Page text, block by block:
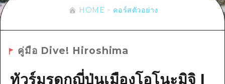
ประวัติศาสตร์ / วัฒนธรรม
เกโฮค
ยามากุจิตะวันออก
บริเวณรอบๆ มิยาจิมะ
ยามากุจิตะวันออก
จังหวัดเอฮิเมะ
ชิมาเนะ
บริการรับฝากและจัดส่งสัมภาระ
อีเว้นท์
HOME คอร์สตัวอย่าง
คู่มือ Dive! Hiroshima
ทัวร์มรดกญี่ปุ่นเมืองโอโนะมิจิ |